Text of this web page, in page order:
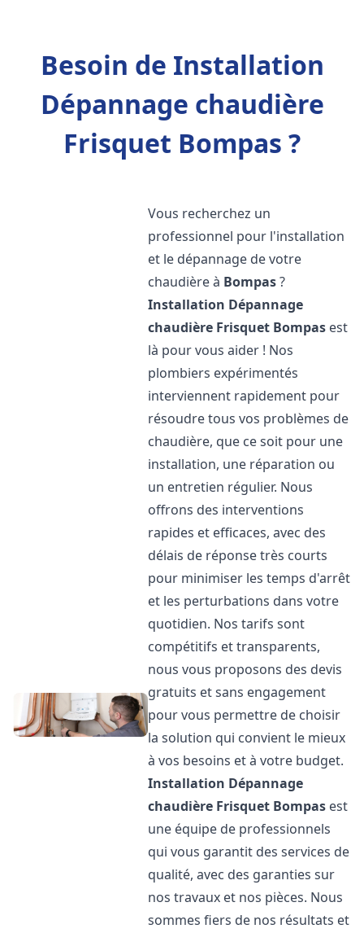
Besoin de Installation
Dépannage chaudière
Frisquet Bompas ?
Vous recherchez un
professionnel pour l'installation
et le dépannage de votre
chaudière à Bompas?
Installation Dépannage
chaudière Frisquet Bompas est
là pour vous aider ! Nos
plombiers expérimentés
interviennent rapidement pour
résoudre tous vos problèmes de
chaudière, que ce soit pour une
installation, une réparation ou
un entretien régulier. Nous
offrons des interventions
rapides et efficaces, avec des
délais de réponse très courts
pour minimiser les temps d'arrêt
et les perturbations dans votre
quotidien. Nos tarifs sont
compétitifs et transparents,
nous vous proposons des devis
gratuits et sans engagement
pour vous permettre de choisir
la solution qui convient le mieux
à vos besoins et à votre budget.
Installation Dépannage
chaudière Frisquet Bompas est
une équipe de professionnels
qui vous garantit des services de
qualité, avec des garanties sur
nos travaux et nos pièces. Nous
sommes fiers de nos résultats et